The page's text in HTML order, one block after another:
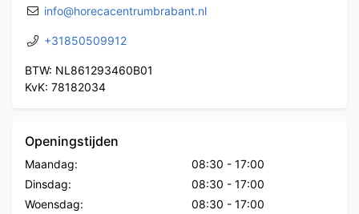
info@horecacentrumbrabant.nl
+31850509912
BTW: NL861293460B01
KvK: 78182034
Openingstijden
Maandag: 08:30 - 17:00
Dinsdag:
08:30 - 17:00
Woensdag:
08:30 - 17:00